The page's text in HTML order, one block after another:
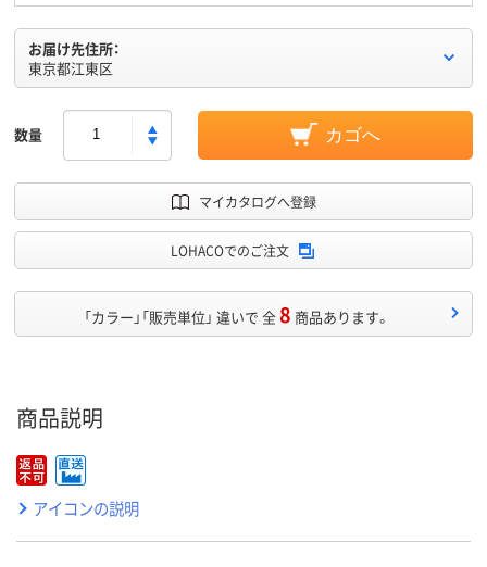
お届け先住所：
東京都江東区
数量 カゴへ
マイカタログへ登録
LOHACOでのご注文
「カラー」「販売単位」 違いで 全8 商品あります。
商品説明
アイコンの説明